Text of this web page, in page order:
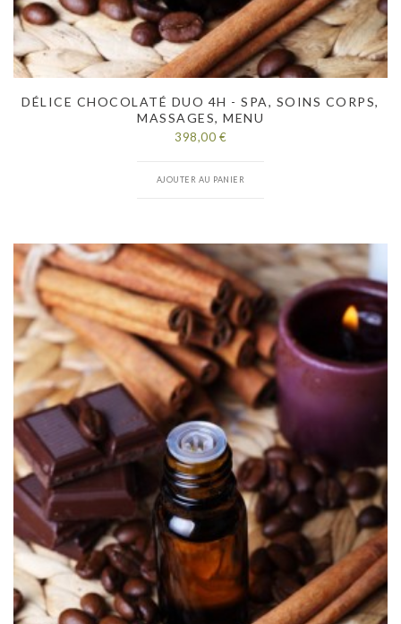
DÉLICE CHOCOLATÉ DUO 4H - SPA, SOINS CORPS,
MASSAGES, MENU
398,00 €
AJOUTER AU PANIER